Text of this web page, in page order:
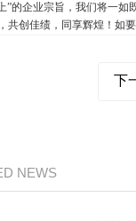
”的企业宗旨，我们将一
共创佳绩，同享辉煌！如
下
NEWS